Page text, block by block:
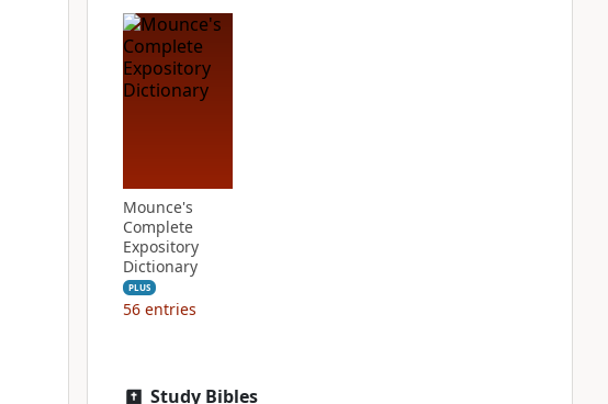
Mounce's
Complete
Expository
Dictionary
PLUS
56 entries
Study Bibles